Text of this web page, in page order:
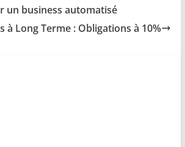
un business automatisé
à Long Terme : Obligations à 10%